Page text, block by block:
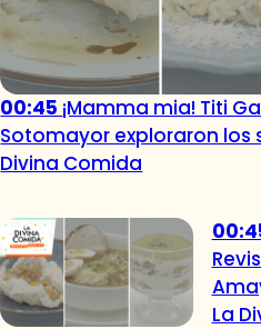
00:45 ¡Mamma mia! Titi
Sotomayor exploraron los
Divina Comida
La